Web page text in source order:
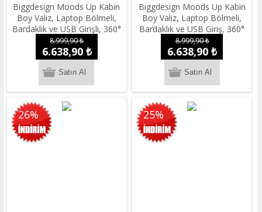
Biggdesign Moods Up Kabin
Boy Valiz, Laptop Bölmeli,
Bardaklık ve USB Girişli, 360°
Tekerlek,TSA Kilit, Gümüş
8.999,90 ₺
6.638,90 ₺
Biggdesign Moods Up Kabin
Boy Valiz, Laptop Bölmeli,
Bardaklık ve USB Giriş, 360°
Tekerlek,TSA Kilit, Siyah
8.999,90 ₺
6.638,90 ₺
26% 25%